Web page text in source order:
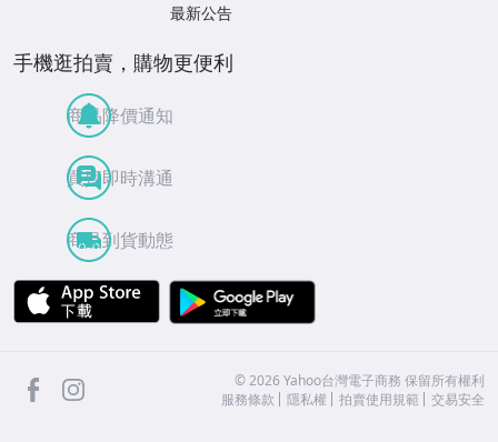
最新公告
手機逛拍賣，購物更便利
商品降價通知
買賣即時溝通
商品到貨動態
APP Store
facebook ©2026 Yahoo台灣電子商務 保留所有權利
服務條款
隱私權 拍賣使用規範 交易安全